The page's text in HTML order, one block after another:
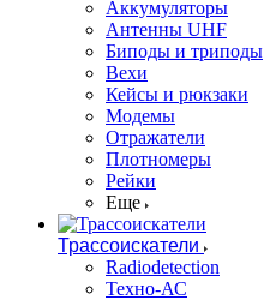
Аккумуляторы
Антенны UHF
Биподы и триподы
Вехи
Кейсы и рюкзаки
Модемы
Отражатели
Плотномеры
Рейки
Еще
Трассоискатели
Radiodetection
Техно-АС